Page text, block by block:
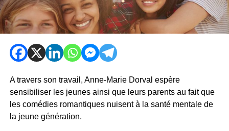
A travers son travail, Anne-Marie Dorval espère
sensibiliser les jeunes ainsi que leurs parents au fait que
les comédies romantiques nuisent à la santé mentale de
la jeune génération.